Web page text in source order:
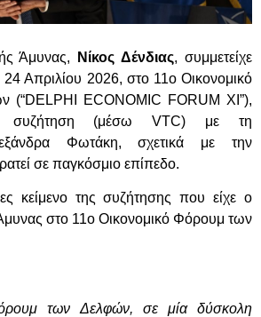
Άμυνας, Νίκος Δένδιας, συμμετείχε
Απριλίου 2026, στο 11ο Οικονομικό
(“DELPHI ECONOMIC FORUM ΧΙ”),
συζήτηση (μέσωVTC) με τη
Φωτάκη, σχετικά με την
σε παγκόσμιο επίπεδο.
κείμενο της συζήτησης που είχε ο
στο 11ο Οικονομικό Φόρουμ των
των Δελφών, σε μία δύσκολη